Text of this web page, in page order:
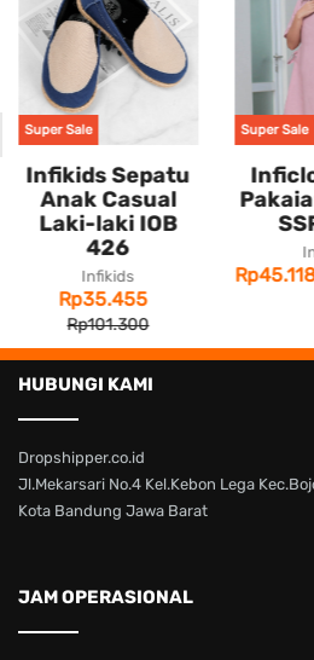
Super Sale
Infikids Sepatu
Anak Casual
Laki-laki IOB
426
Infikids
Rp35.455
Rp101.300
Super Sale
HUBUNGI KAMI
Dropshipper.co.id
Jl.Mekarsari No.4 Kel.Kebon Lega
Kota Bandung Jawa Barat
JAM OPERASIONAL